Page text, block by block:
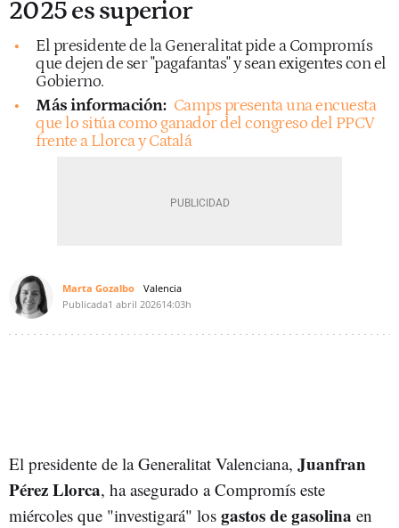
2025 es superior
El presidente de la Generalitat pide a Compromís
que dejen de ser "pagafantas" y sean exigentes con el
Gobierno.
Más información: Camps presenta una encuesta
que lo sitúa como ganador del congreso del PPCV
frente a Llorca y Catalá
Marta Gozalbo
Valencia
Publicada1 abril 202614:03h
El presidente de la Generalitat Valenciana, Juanfran
Pérez Llorca, ha asegurado a Compromís este
miércoles que "investigará" los gastos de gasolina en